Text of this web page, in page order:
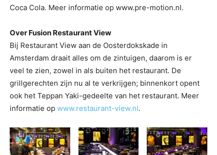
Coca Cola. Meer informatie op www.pre-motion.nl.
Over Fusion Restaurant View
Bij Restaurant View aan de Oosterdokskade in
Amsterdam draait alles om de zintuigen, daarom is er
veel te zien, zowel in als buiten het restaurant. De
grillgerechten zijn nu al te verkrijgen; binnenkort opent
ook het Teppan Yaki-gedeelte van het restaurant. Meer
informatie op www.restaurant-view.nl.